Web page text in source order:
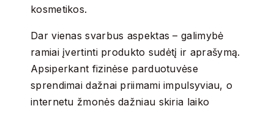
kosmetikos.
Dar vienas svarbus aspektas – galimybė
ramiai įvertinti produkto sudėtį ir aprašymą.
Apsiperkant fizinėse parduotuvėse
sprendimai dažnai priimami impulsyviau, o
internetu žmonės dažniau skiria laiko